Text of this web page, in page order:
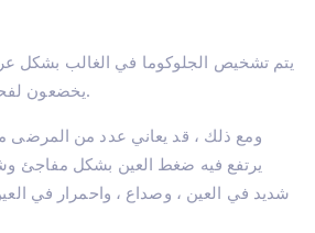
يتم تشخيص الجلوكوما في الغالب بشكل
يخضعون لفحص العين لأسباب أخرى.
ومع ذلك ، قد يعاني عدد من المرضى
يرتفع فيه ضغط العين بشكل مفاجئ
شديد في العين ، وصداع ، واحمرار في